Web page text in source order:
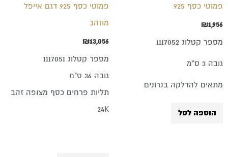
פמוטי כסף 925
₪1,956
מספר קטלוג 1117052
גובה 3 ס"מ
מתאים להדלקה בנרונים
הוספה לסל
פמוטי כסף 925 דגם אייפל
מוזהב
₪13,056
מספר קטלוג 1117051
גובה 36 ס"מ
תליות פרחים כסף מצופה זהב
24K